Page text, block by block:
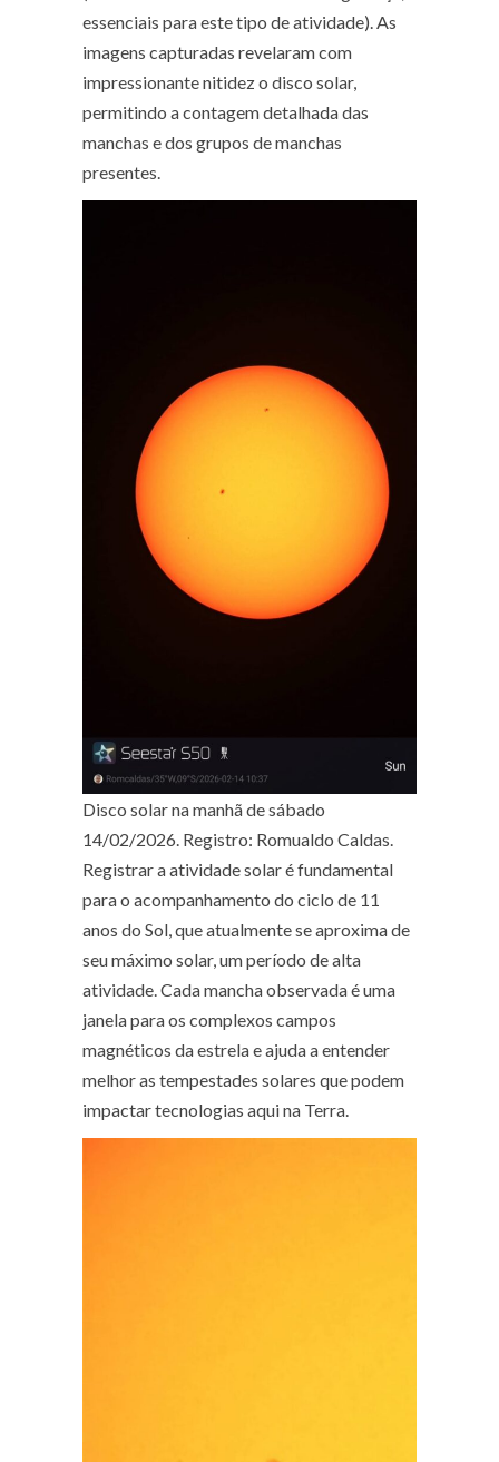
essenciais para este tipo de atividade). As
imagens capturadas revelaram com
impressionante nitidez o disco solar,
permitindo a contagem detalhada das
manchas e dos grupos de manchas
presentes.
Disco solar na manhã de sábado
14/02/2026. Registro: Romualdo Caldas.
Registrar a atividade solar é fundamental
para o acompanhamento do ciclo de 11
anos do Sol, que atualmente se aproxima de
seu máximo solar, um período de alta
atividade. Cada mancha observada é uma
janela para os complexos campos
magnéticos da estrela e ajuda a entender
melhor as tempestades solares que podem
impactar tecnologias aqui na Terra.